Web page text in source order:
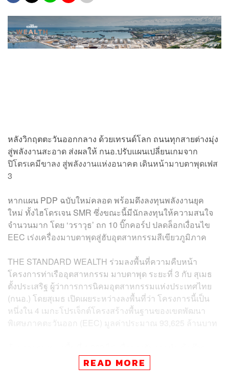
หลังวิกฤตตะวันออกกลาง ด้วยเทรนด์โลก ถนนทุกสายต่างมุ่ง
สู่พลังงานสะอาด ส่งผลให้ กนอ.ปรับแผนเปลี่ยนเกมจาก
ปิโตรเคมีขาลง สู่พลังงานแห่งอนาคต เดินหน้ามาบตาพุดเฟส
3
หากแผน PDP ฉบับใหม่คลอด พร้อมดึงลงทุนพลังงานยุค
ใหม่ ทั้งไฮโดรเจน SMR ซึ่งขณะนี้มีนักลงทุนให้ความสนใจ
จำนวนมาก โดย ‘วราวุธ’ ถก 10 บิ๊กคอร์ป ปลดล็อกเงื่อนไข
EEC เร่งเครื่องมาบตาพุดสู่ฮับอุตสาหกรรมสีเขียวภูมิภาค
THE STANDARD WEALTH ร่วมลงพื้นที่ความคืบหน้า
โครงการท่าเรืออุตสาหกรรม มาบตาพุด ระยะที่ 3 กับ สุเมธ
ตั้งประเสริฐ ผู้ว่าการการนิคมอุตสาหกรรมแห่งประเทศไทย
(กนอ.) โดยสุเมธ เปิดเผยระหว่างลงพื้นที่ว่า โครงการนี้เป็น
หนึ่งใน 4 เมกะโปรเจ็กต์โครงสร้างพื้นฐานของเขตพัฒนา
พิเศษภาคตะวันออก (EEC) มูลค่าประมาณ 93,625 ล้านบาท
ธรรมชาติเหลว (LNG) และสินค้าเหลวสำหรับอุตสาหกรรม
พลังงานและปิโตรเคมี และยังมีเป้าหมายให้เป็นศูนย์กลาง
READ MORE